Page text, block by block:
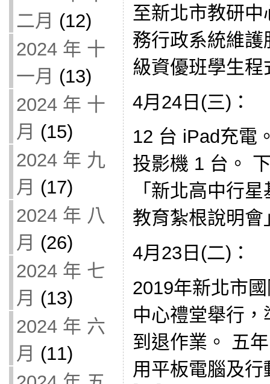
二月 (12)
2024 年 十
一月 (13)
2024 年 十
月 (15)
2024 年 九
月 (17)
2024 年 八
月 (26)
2024 年 七
月 (13)
2024 年 六
月 (11)
至新北市教研
務行政系統維
級資優班學生程
4月24日(三)：
12 台 iPad充電
投影機 1 台。
「新北高中行
教育紮根說明會
4月23日(二)：
2019年新北市
中心禮堂舉行
到退作業。 五
用平板電腦及